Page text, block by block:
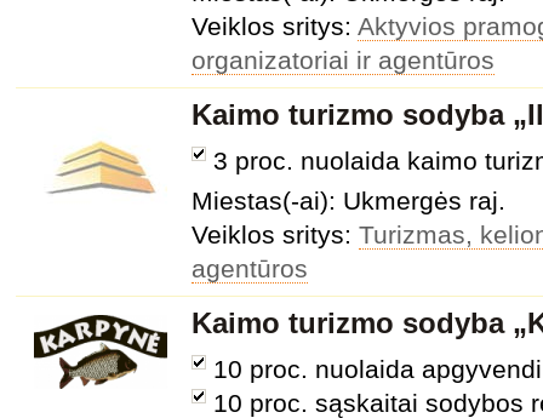
Veiklos sritys: Aktyvios
organizatoriai ir agentūros
Kaimo turizmo sodyba
3 proc. nuolaida kaimo
Miestas(-ai): Ukmergės raj.
Veiklos sritys: Turizmas,
agentūros
Kaimo turizmo sodyba
10 proc. nuolaida
10 proc. sąskaitai sodybos